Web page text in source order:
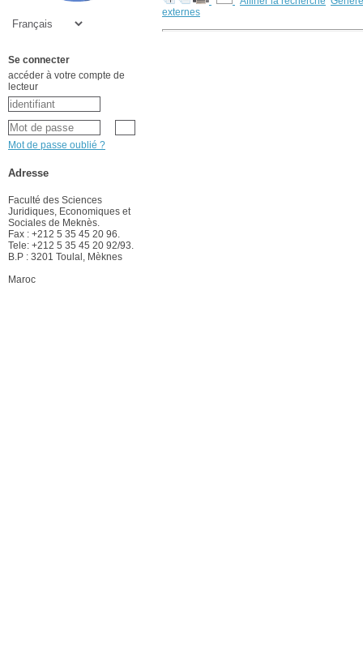
externes
Se connecter
accéder à votre compte de
lecteur
Mot de passe oublié ?
Adresse
Faculté des Sciences
Juridiques, Economiques et
Sociales de Meknès.
Fax : +212 5 35 45 20 96.
Tele: +212 5 35 45 20 92/93.
B.P : 3201 Toulal, Mèknes
Maroc